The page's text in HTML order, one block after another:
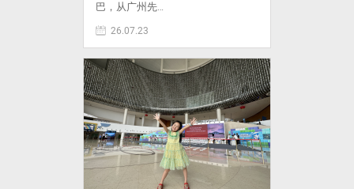
巴，从广州先…
26.07.23